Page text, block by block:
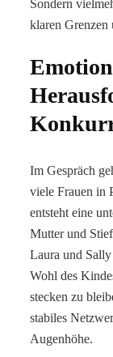
Sondern
klaren Grenzen
Im Gespräch
viele Frauen in
entsteht eine
Mutter und
Laura und
Wohl des
stecken zu
stabiles
Augenhöhe.